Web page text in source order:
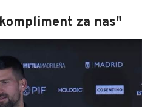
za nas"